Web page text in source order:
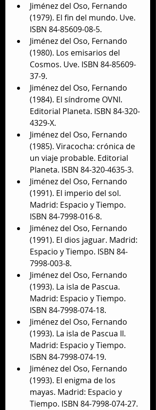
Jiménez del Oso, Fernando
(1979). El fin del mundo. Uve.
ISBN 84-85609-08-5.
Jiménez del Oso, Fernando
(1980). Los emisarios del
Cosmos. Uve. ISBN 84-85609-
37-9.
Jiménez del Oso, Fernando
(1984). El síndrome OVNI.
Editorial Planeta. ISBN 84-320-
4329-X.
Jiménez del Oso, Fernando
(1985). Viracocha: crónica de
un viaje probable. Editorial
Planeta. ISBN 84-320-4635-3.
Jiménez del Oso, Fernando
(1991). El imperio del sol.
Madrid: Espacio y Tiempo.
ISBN 84-7998-016-8.
Jiménez del Oso, Fernando
(1991). El dios jaguar. Madrid:
Espacio y Tiempo. ISBN 84-
7998-003-8.
Jiménez del Oso, Fernando
(1993). La isla de Pascua.
Madrid: Espacio y Tiempo.
ISBN 84-7998-074-18.
Jiménez del Oso, Fernando
(1993). La isla de Pascua II.
Madrid: Espacio y Tiempo.
ISBN 84-7998-074-19.
Jiménez del Oso, Fernando
(1993). El enigma de los
mayas. Madrid: Espacio y
Tiempo. ISBN 84-7998-074-27.